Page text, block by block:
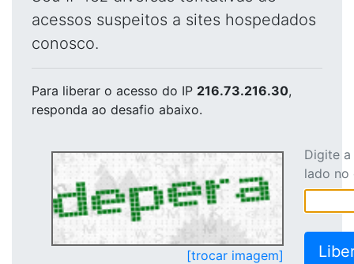
acessos suspeitos a sites hospedados
conosco.
Para liberar o acesso do IP 216.73.216.30,
responda ao desafio abaixo.
[trocar imagem]
Digite
lado no